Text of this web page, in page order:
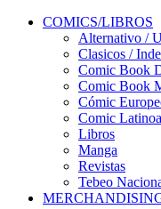
COMICS/LIBROS
Alternativo /
Clasicos /
Comic Book
Comic Book
Cómic
Comic
Libros
Manga
Revistas
Tebeo